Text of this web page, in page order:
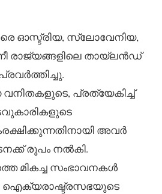
ഓസ്ട്രിയ, സ്ലോവേനിയ,
രാജ്യങ്ങളിലെ തായ്‌ലൻഡ്
വനിതകളുടെ, പ്രത്യേകിച്ച്
അവർ
രൂപം നൽകി.
മികച്ച സംഭാവനകൾ
ഐക്യരാഷ്ട്രസഭയുടെ